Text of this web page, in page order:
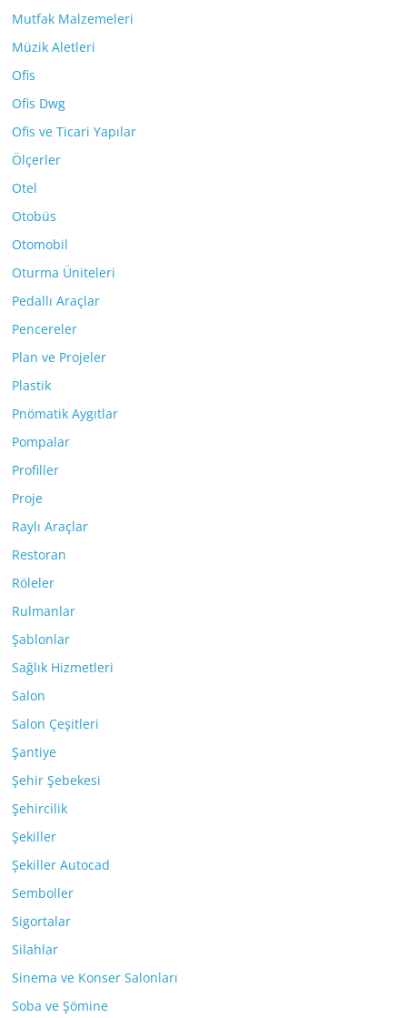
Mutfak Malzemeleri
Müzik Aletleri
Ofis
Ofis Dwg
Ofis ve Ticari Yapılar
Ölçerler
Otel
Otobüs
Otomobil
Oturma Üniteleri
Pedallı Araçlar
Pencereler
Plan ve Projeler
Plastik
Pnömatik Aygıtlar
Pompalar
Profiller
Proje
Raylı Araçlar
Restoran
Röleler
Rulmanlar
Şablonlar
Sağlık Hizmetleri
Salon
Salon Çeşitleri
Şantiye
Şehir Şebekesi
Şehircilik
Şekiller
Şekiller Autocad
Semboller
Sigortalar
Silahlar
Sinema ve Konser Salonları
Soba ve Şömine